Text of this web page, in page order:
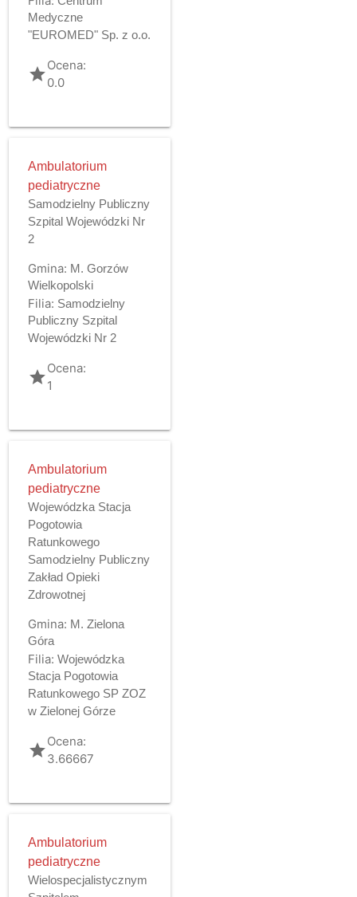
Medyczne
"EUROMED" Sp. z o.o.
gradeOcena:
0.0
Ambulatorium
pediatryczne
Samodzielny Publiczny
Szpital Wojewódzki Nr
2
Gmina: M. Gorzów
Wielkopolski
Filia: Samodzielny
Publiczny Szpital
Wojewódzki Nr 2
gradeOcena:
1
Ambulatorium
pediatryczne
Wojewódzka Stacja
Pogotowia
Ratunkowego
Samodzielny Publiczny
Zakład Opieki
Zdrowotnej
Gmina: M. Zielona
Góra
Filia: Wojewódzka
Stacja Pogotowia
Ratunkowego SP ZOZ
w Zielonej Górze
gradeOcena:
3.66667
Ambulatorium
pediatryczne
Wielospecjalistycznym